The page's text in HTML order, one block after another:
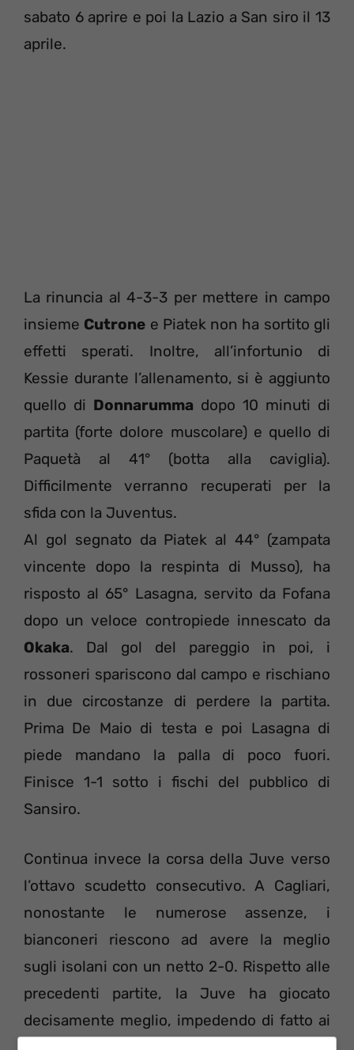
sabato 6 aprire e poi la Lazio a San siro il 13
aprile.
La rinuncia al 4-3-3 per mettere in campo
insieme Cutrone e Piatek non ha sortito gli
effetti sperati. Inoltre, all’infortunio di
Kessie durante l’allenamento, si è aggiunto
quello di Donnarumma dopo 10 minuti di
partita (forte dolore muscolare) e quello di
Paquetà al 41° (botta alla caviglia).
Difficilmente verranno recuperati per la
sfida con la Juventus.
Al gol segnato da Piatek al 44° (zampata
vincente dopo la respinta di Musso), ha
risposto al 65° Lasagna, servito da Fofana
dopo un veloce contropiede innescato da
Okaka. Dal gol del pareggio in poi, i
rossoneri spariscono dal campo e rischiano
in due circostanze di perdere la partita.
Prima De Maio di testa e poi Lasagna di
piede mandano la palla di poco fuori.
Finisce 1-1 sotto i fischi del pubblico di
Sansiro.
Continua invece la corsa della Juve verso
l’ottavo scudetto consecutivo. A Cagliari,
nonostante le numerose assenze, i
bianconeri riescono ad avere la meglio
sugli isolani con un netto 2-0. Rispetto alle
precedenti partite, la Juve ha giocato
decisamente meglio, impedendo di fatto ai